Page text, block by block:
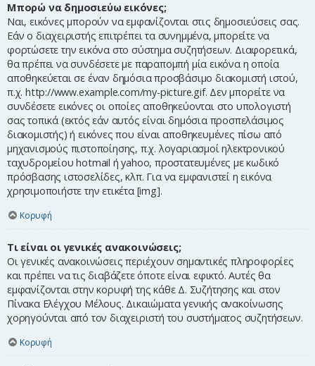
Μπορώ να δημοσιεύω εικόνες;
Ναι, εικόνες μπορούν να εμφανίζονται στις δημοσιεύσεις σας.
Εάν ο διαχειριστής επιτρέπει τα συνημμένα, μπορείτε να
φορτώσετε την εικόνα στο σύστημα συζητήσεων. Διαφορετικά,
θα πρέπει να συνδέσετε με παραπομπή μία εικόνα η οποία
αποθηκεύεται σε έναν δημόσια προσβάσιμο διακομιστή ιστού,
π.χ. http://www.example.com/my-picture.gif. Δεν μπορείτε να
συνδέσετε εικόνες οι οποίες αποθηκεύονται στο υπολογιστή
σας τοπικά (εκτός εάν αυτός είναι δημόσια προσπελάσιμος
διακομιστής) ή εικόνες που είναι αποθηκευμένες πίσω από
μηχανισμούς πιστοποίησης, π.χ. λογαριασμοί ηλεκτρονικού
ταχυδρομείου hotmail ή yahoo, προστατευμένες με κωδικό
πρόσβασης ιστοσελίδες, κλπ. Για να εμφανιστεί η εικόνα
χρησιμοποιήστε την ετικέτα [img].
Κορυφή
Τι είναι οι γενικές ανακοινώσεις;
Οι γενικές ανακοινώσεις περιέχουν σημαντικές πληροφορίες
και πρέπει να τις διαβάζετε όποτε είναι εφικτό. Αυτές θα
εμφανίζονται στην κορυφή της κάθε Δ. Συζήτησης και στον
Πίνακα Ελέγχου Μέλους. Δικαιώματα γενικής ανακοίνωσης
χορηγούνται από τον διαχειριστή του συστήματος συζητήσεων.
Κορυφή